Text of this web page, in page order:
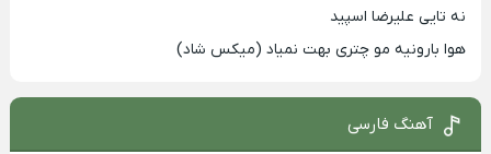
نه تایی علیرضا اسپید
هوا بارونیه مو چتری بهت نمیاد (میکس شاد)
آهنگ فارسی